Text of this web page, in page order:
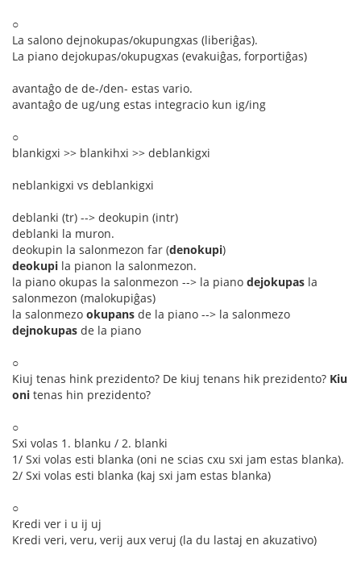
○
La salono dejnokupas/okupungxas (liberiĝas).
La piano dejokupas/okupugxas (evakuiĝas, forportiĝas)
avantaĝo de de-/den- estas vario.
avantaĝo de ug/ung estas integracio kun ig/ing
○
blankigxi >> blankihxi >> deblankigxi
neblankigxi vs deblankigxi
deblanki (tr) --> deokupin (intr)
deblanki la muron.
deokupin la salonmezon far (denokupi)
deokupi la pianon la salonmezon.
la piano okupas la salonmezon --> la piano dejokupas la
salonmezon (malokupiĝas)
la salonmezo okupans de la piano --> la salonmezo
dejnokupas de la piano
○
Kiuj tenas hink prezidento? De kiuj tenans hik prezidento? Kiu
oni tenas hin prezidento?
○
Sxi volas 1. blanku / 2. blanki
1/ Sxi volas esti blanka (oni ne scias cxu sxi jam estas blanka).
2/ Sxi volas esti blanka (kaj sxi jam estas blanka)
○
Kredi ver i u ij uj
Kredi veri, veru, verij aux veruj (la du lastaj en akuzativo)